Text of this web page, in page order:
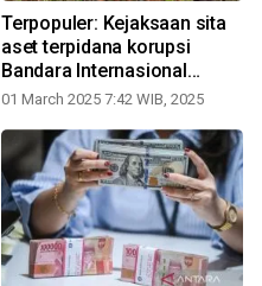
Terpopuler: Kejaksaan sita
aset terpidana korupsi
Bandara Internasional
Lombok, penyebab kurs
Direktur PT KPI tersangka
korupsi Pertamina
01 March 2025 7:42 WIB, 2025